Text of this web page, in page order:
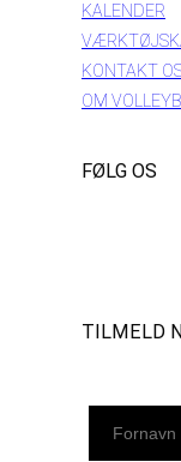
KALENDER
KONTAKT
OM
FØLG OS
TILMELD